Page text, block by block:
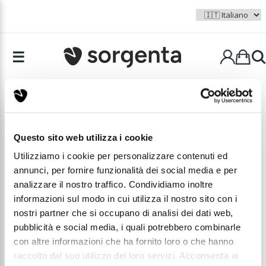
Questo sito web utilizza i cookie
Utilizziamo i cookie per personalizzare contenuti ed
annunci, per fornire funzionalità dei social media e per
analizzare il nostro traffico. Condividiamo inoltre
informazioni sul modo in cui utilizza il nostro sito con i
nostri partner che si occupano di analisi dei dati web,
pubblicità e social media, i quali potrebbero combinarle
con altre informazioni che ha fornito loro o che hanno
raccolto dal suo utilizzo dei loro servizi. Acconsenta ai
☰
+ Aree di interesse
TUTTE LE CATEGORIE
PROFUMI
SFOGLIA